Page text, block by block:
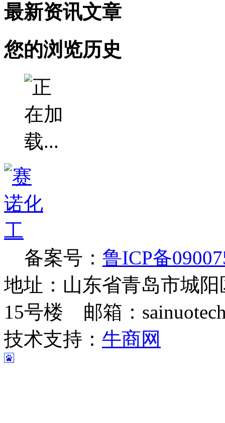
最新资讯文章
您的浏览历史
备案号： 鲁ICP备
地址：山东省青岛市城
15号楼 邮箱：
技术支持： 牛商网